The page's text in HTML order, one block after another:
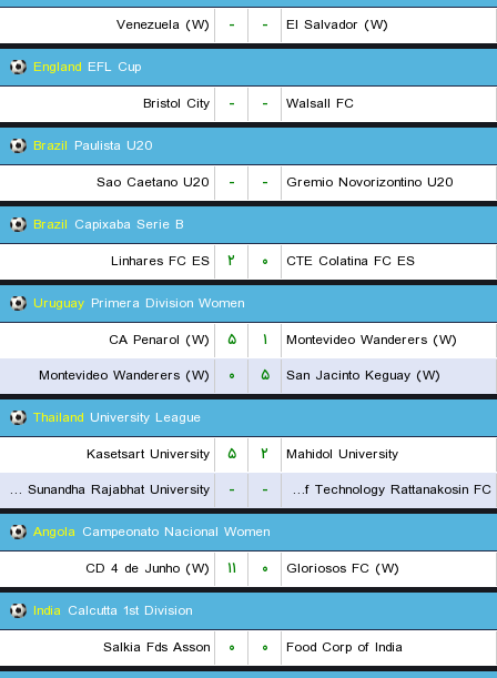
Venezuela (W)
- -
El Salvador (W)
England EFL Cup
Bristol City
- -
Walsall FC
Brazil Paulista U20
Sao Caetano U20
- -
Gremio Novorizontino U20
Brazil Capixaba Serie B
Linhares FC ES
۲ ۰
CTE Colatina FC ES
Uruguay Primera Division Women
CA Penarol (W)
۵ ۱
Montevideo Wanderers (W)
Montevideo Wanderers (W)
۰ ۵
San Jacinto Keguay (W)
Thailand University League
Kasetsart University
۵ ۲
Mahidol University
Suan Sunandha Rajabhat University
- -
Rajamangala University of Technology Rattanakosin FC
Angola Campeonato Nacional Women
CD 4 de Junho (W)
۱۱ ۰
Gloriosos FC (W)
India Calcutta 1st Division
Salkia Fds Asson
۰ ۰
Food Corp of India